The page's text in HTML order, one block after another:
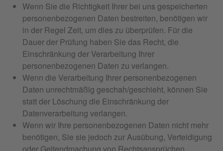
Wenn Sie die Richtigkeit Ihrer bei uns gespeicherten
personenbezogenen Daten bestreiten, benötigen wir
in der Regel Zeit, um dies zu überprüfen. Für die
Dauer der Prüfung haben Sie das Recht, die
Einschränkung der Verarbeitung Ihrer
personenbezogenen Daten zu verlangen.
Wenn die Verarbeitung Ihrer personenbezogenen
Daten unrechtmäßig geschah/geschieht, können Sie
statt der Löschung die Einschränkung der
Datenverarbeitung verlangen.
Wenn wir Ihre personenbezogenen Daten nicht mehr
benötigen, Sie sie jedoch zur Ausübung, Verteidigung